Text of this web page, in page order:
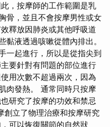
，按摩師的工作範圍是乳
骨，並且不會按摩男性或女
釋放因肺炎或其他呼吸道
液透過咳嗽從體內排出。
一起進行，所以是從指尖到
要針對有問題的部位進行
用次數不超過兩次，因為
肉發熱。 通常同時只按摩
研究了按摩的功效和禁忌
創立了物理治療和按摩研究
可以恢復關節的自然狀